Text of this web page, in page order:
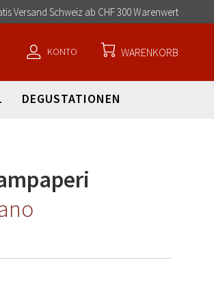
Versand Schweiz ab CHF 300 WarenwertDirekt
zum
WARENKORB
KONTO
DEGUSTATIONEN